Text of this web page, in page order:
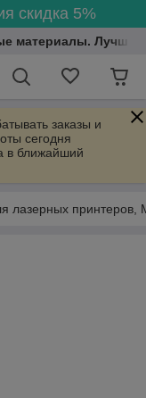
скидка 5%
материалы.
заказы и
сегодня
в ближайший
лазерных